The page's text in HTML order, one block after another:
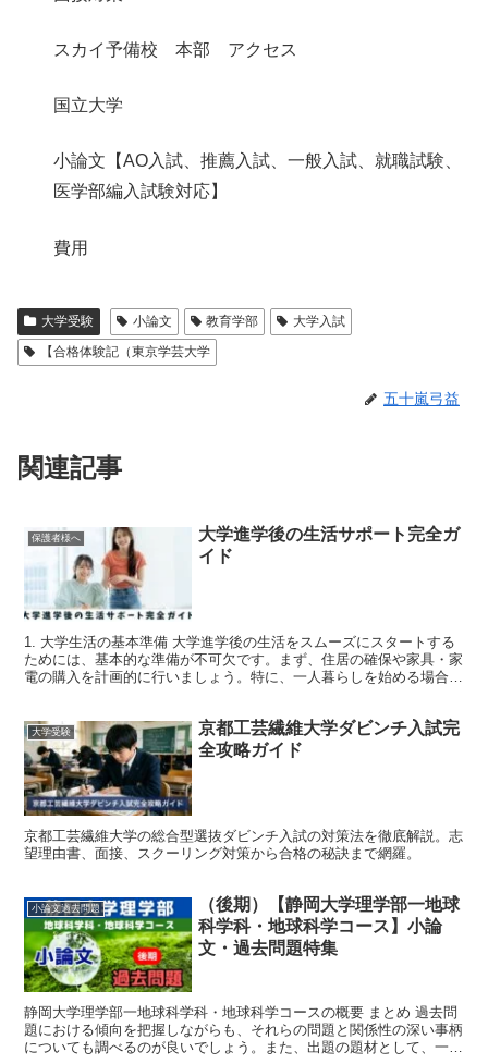
スカイ予備校 本部 アクセス
国立大学
小論文【AO入試、推薦入試、一般入試、就職試験、
医学部編入試験対応】
費用
大学受験 小論文 教育学部
大学入試
【合格体験記（東京学芸大学
五十嵐弓益
関連記事
保護者様へ
大学進学後の生活サポート完全ガ
イド
1. 大学生活の基本準備 大学進学後の生活をスムーズにスタートする
ためには、基本的な準備が不可欠です。まず、住居の確保や家具・家
電の購入を計画的に行いましょう。特に、一人暮らしを始める場合
大学受験
京都工芸繊維大学ダビンチ入試完
全攻略ガイド
京都工芸繊維大学の総合型選抜ダビンチ入試の対策法を徹底解説。志
望理由書、面接、スクーリング対策から合格の秘訣まで網羅。
小論文過去問題
（後期）【静岡大学理学部一地球
科学科・地球科学コース】小論
文・過去問題特集
静岡大学理学部一地球科学科・地球科学コースの概要 まとめ 過去問
題における傾向を把握しながらも、それらの問題と関係性の深い事柄
についても調べるのが良いでしょう。また、出題の題材として、一